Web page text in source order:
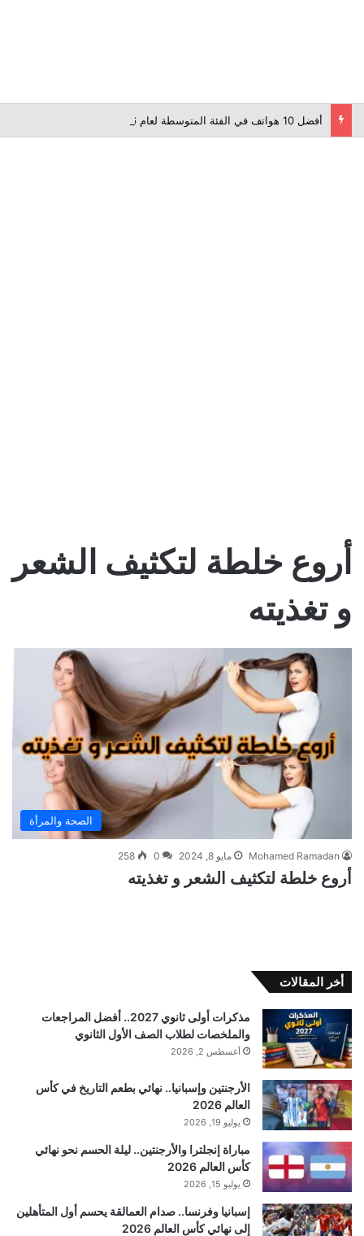
أفضل 10 هواتف في الفئة المتوسطة لعام 2026
أروع خلطة لتكثيف الشعر
و تغذيته
الصحة والمرأة
Mohamed Ramadan مايو 8, 2024 0
258
أروع خلطة لتكثيف الشعر و تغذيته
أخر المقالات
مذكرات أولى ثانوي 2027.. أفضل المراجعات
والملخصات لطلاب الصف الأول الثانوي
أغسطس 2, 2026
الأرجنتين وإسبانيا.. نهائي بطعم التاريخ في كأس
العالم 2026
يوليو 19, 2026
مباراة إنجلترا والأرجنتين.. ليلة الحسم نحو نهائي
كأس العالم 2026
يوليو 15, 2026
إسبانيا وفرنسا.. صدام العمالقة يحسم أول المتأهلين
إلى نهائي كأس العالم 2026